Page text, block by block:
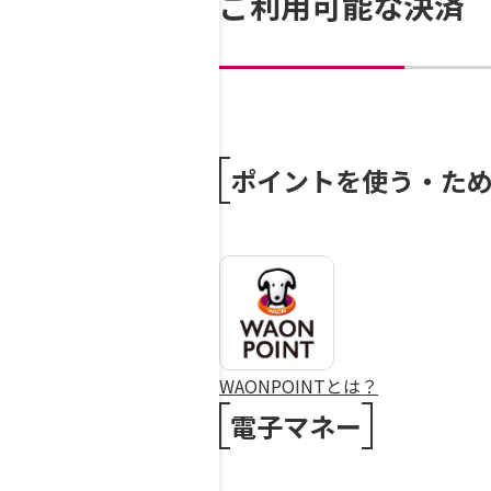
ポイントを使う・た
WAONPOINTとは？
電子マネー